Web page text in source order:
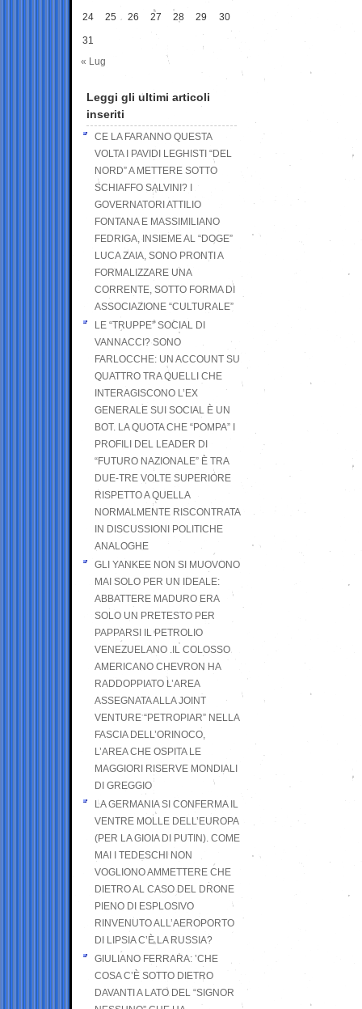
24 25 26 27 28 29 30
31
« Lug
Leggi gli ultimi articoli
inseriti
CE LA FARANNO QUESTA
VOLTA I PAVIDI LEGHISTI “DEL
NORD” A METTERE SOTTO
SCHIAFFO SALVINI? I
GOVERNATORI ATTILIO
FONTANA E MASSIMILIANO
FEDRIGA, INSIEME AL “DOGE”
LUCA ZAIA, SONO PRONTI A
FORMALIZZARE UNA
CORRENTE, SOTTO FORMA DI
ASSOCIAZIONE “CULTURALE”
LE “TRUPPE” SOCIAL DI
VANNACCI? SONO
FARLOCCHE: UN ACCOUNT SU
QUATTRO TRA QUELLI CHE
INTERAGISCONO L’EX
GENERALE SUI SOCIAL È UN
BOT. LA QUOTA CHE “POMPA” I
PROFILI DEL LEADER DI
“FUTURO NAZIONALE” È TRA
DUE-TRE VOLTE SUPERIORE
RISPETTO A QUELLA
NORMALMENTE RISCONTRATA
IN DISCUSSIONI POLITICHE
ANALOGHE
GLI YANKEE NON SI MUOVONO
MAI SOLO PER UN IDEALE:
ABBATTERE MADURO ERA
SOLO UN PRETESTO PER
PAPPARSI IL PETROLIO
VENEZUELANO .IL COLOSSO
AMERICANO CHEVRON HA
RADDOPPIATO L’AREA
ASSEGNATA ALLA JOINT
VENTURE “PETROPIAR” NELLA
FASCIA DELL’ORINOCO,
L’AREA CHE OSPITA LE
MAGGIORI RISERVE MONDIALI
DI GREGGIO
LA GERMANIA SI CONFERMA IL
VENTRE MOLLE DELL’EUROPA
(PER LA GIOIA DI PUTIN). COME
MAI I TEDESCHI NON
VOGLIONO AMMETTERE CHE
DIETRO AL CASO DEL DRONE
PIENO DI ESPLOSIVO
RINVENUTO ALL’AEROPORTO
DI LIPSIA C’È LA RUSSIA?
GIULIANO FERRARA: ’CHE
COSA C’È SOTTO DIETRO
DAVANTI A LATO DEL “SIGNOR